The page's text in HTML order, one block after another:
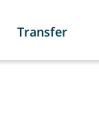
Transfer